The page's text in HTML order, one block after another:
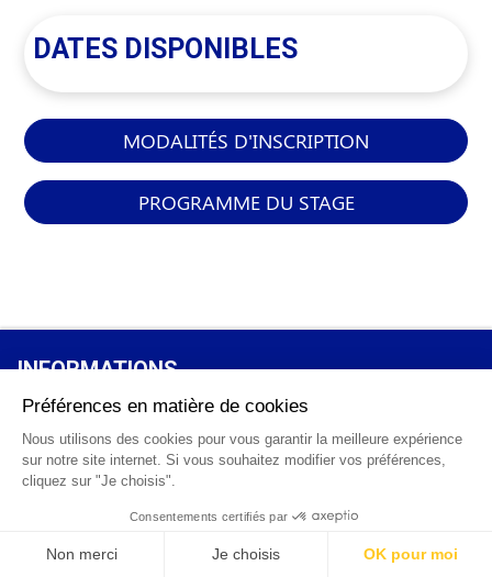
DATES DISPONIBLES
MODALITÉS D'INSCRIPTION
PROGRAMME DU STAGE
INFORMATIONS
GÉNÉRALES
Qui sommes-nous ?
FAQ
CGV
Mentions légales
0 820 25 02 38
info@points12.fr